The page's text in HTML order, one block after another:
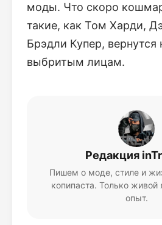
моды. Что скоро
такие, как Том Харди,
Брэдли Купер, вернутся
выбритым лицам.
Редакция
Пишем о моде, стиле и
копипаста. Только
опыт.